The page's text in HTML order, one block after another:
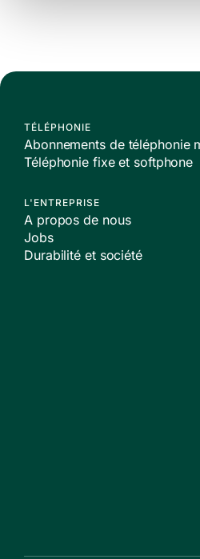
TÉLÉPHONIE
Abonnements de téléphonie
Téléphonie fixe et softphone
L'ENTREPRISE
A propos de nous
Jobs
Durabilité et société